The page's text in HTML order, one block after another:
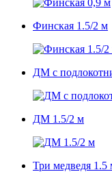
Финская 1.5/2 м
ДМ с
ДМ 1.5/2 м
Три медведя 1.5